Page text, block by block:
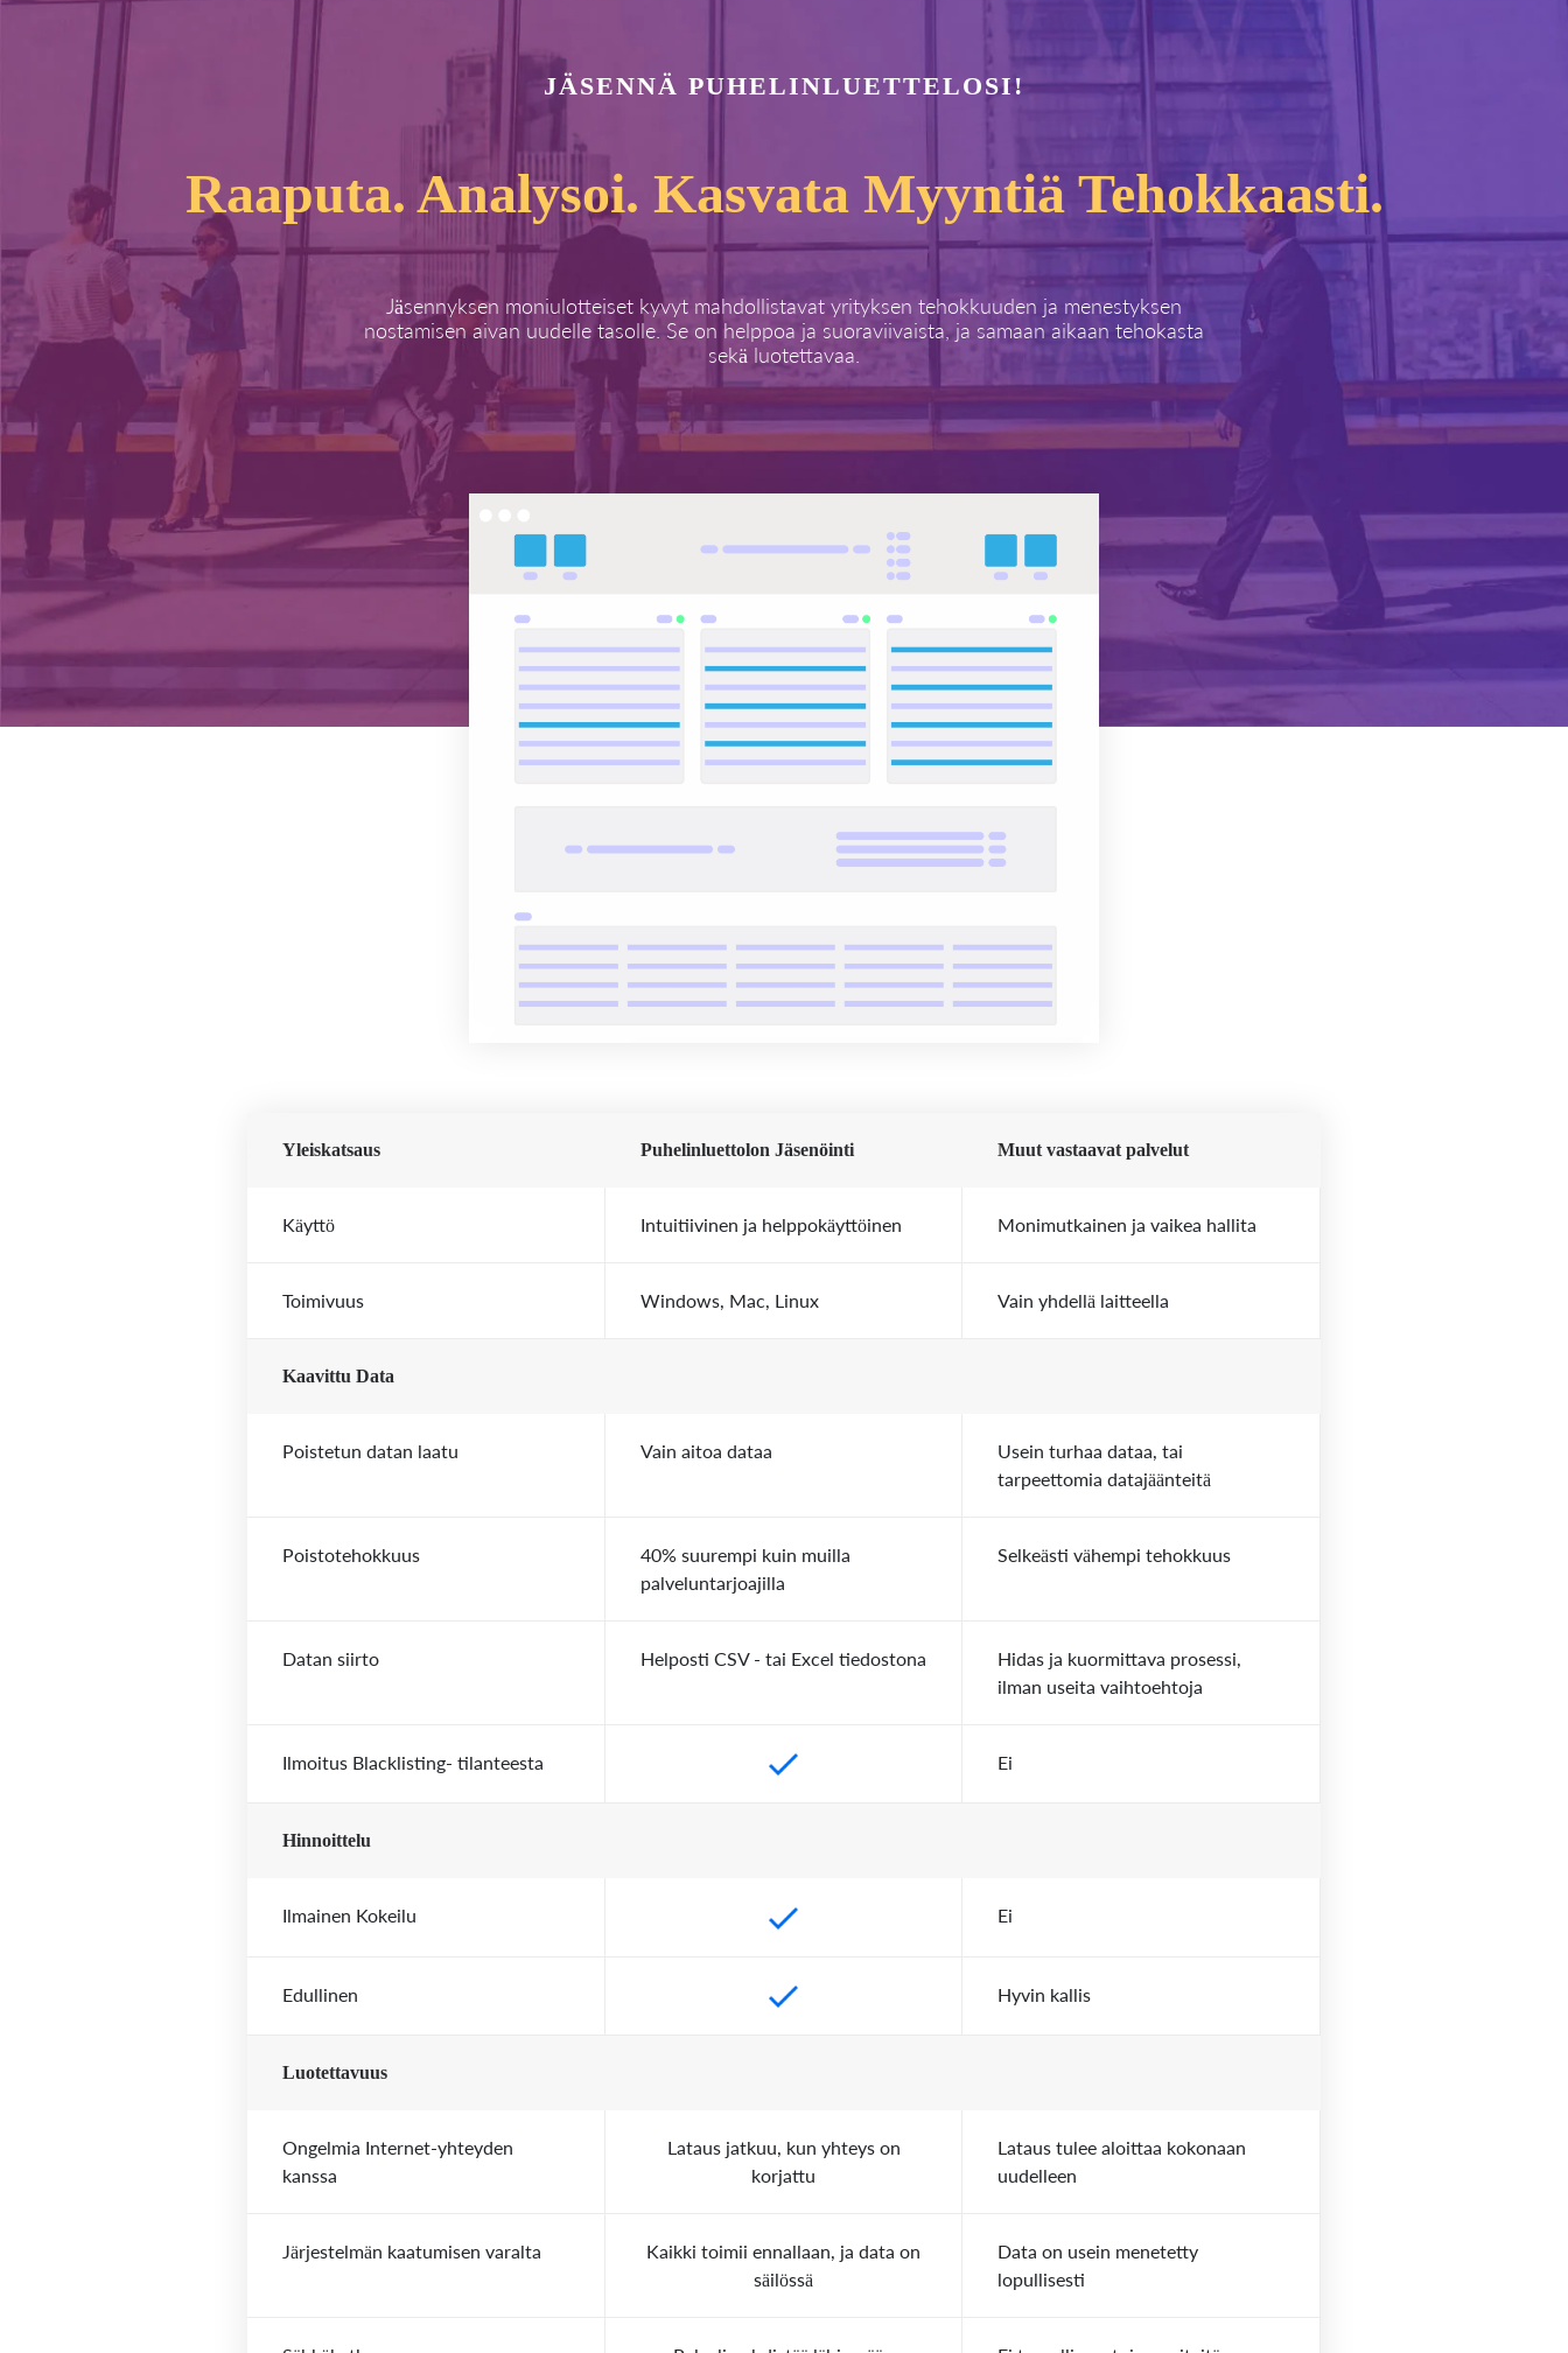
JÄSENNÄ PUHELINLUETTELOSI!
Raaputa. Analysoi. Kasvata Myyntiä Tehokkaasti.
Jäsennyksen moniulotteiset kyvyt mahdollistavat yrityksen tehokkuuden ja menestyksen
nostamisen aivan uudelle tasolle. Se on helppoa ja suoraviivaista, ja samaan aikaan tehokasta
sekä luotettavaa.
Yleiskatsaus Puhelinluettolon Jäsenöinti Muut vastaavat palvelut
Käyttö Intuitiivinen ja helppokäyttöinen Monimutkainen ja vaikea hallita
Toimivuus Windows, Mac, Linux Vain yhdellä laitteella
Kaavittu Data
Poistetun datan laatu Vain aitoa dataa
Usein turhaa dataa, tai
tarpeettomia datajäänteitä
Poistotehokkuus
40% suurempi kuin muilla
palveluntarjoajilla
Selkeästi vähempi tehokkuus
Datan siirto Helposti CSV - tai Excel tiedostona
Hidas ja kuormittava prosessi,
ilman useita vaihtoehtoja
Ilmoitus Blacklisting- tilanteesta Ei
Hinnoittelu
Ilmainen Kokeilu Ei
Edullinen Hyvin kallis
Luotettavuus
Ongelmia Internet-yhteyden
kanssa
Lataus jatkuu, kun yhteys on
korjattu
Lataus tulee aloittaa kokonaan
uudelleen
Järjestelmän kaatumisen varalta
Kaikki toimii ennallaan, ja data on
säilössä
Data on usein menetetty
lopullisesti